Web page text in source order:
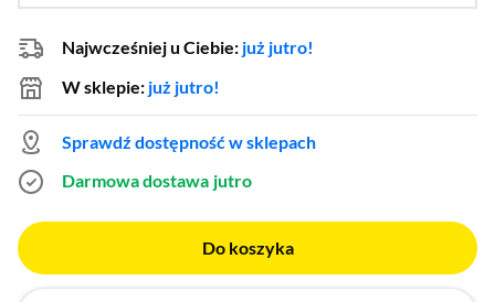
Body z dwoma
Najwcześniej u Ciebie: już jutro!
W sklepie: już jutro!
Sprawdź dostępność w sklepach
Darmowa dostawa jutro
Do koszyka